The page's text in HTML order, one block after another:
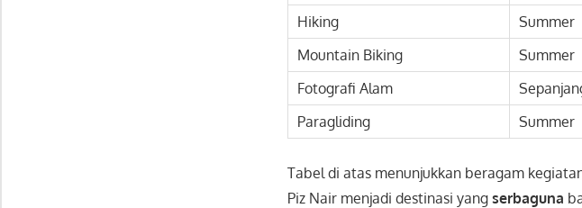
Hiking
Summer
Mountain Biking
Summer
Fotografi Alam
Paragliding
Summer
Tabel di atas menunjukkan beragam
Piz Nair menjadi destinasi yangserbaguna